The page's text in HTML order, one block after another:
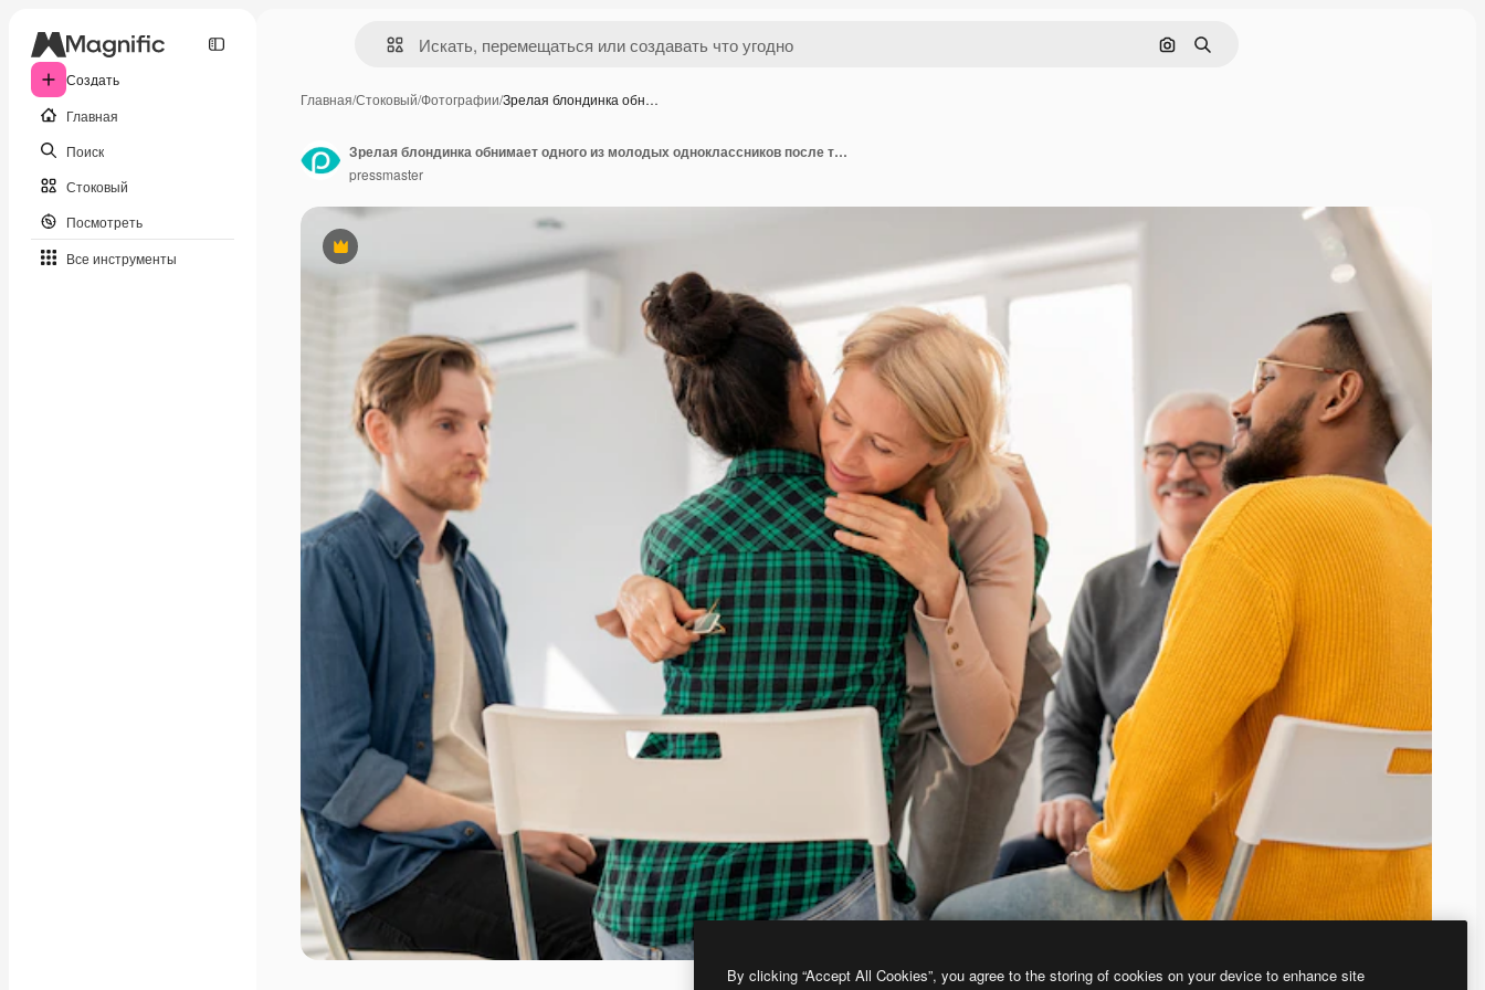
Создать
Главная
Поиск
Стоковый
Посмотреть
Все инструменты
Поиск по изображению
Поиск
Главная/Стоковый/Фотографии/Зрелая блондинка обн…
Премиум
Зрелая блондинка обнимает одного из молодых одноклассников после того, как поделилась своей проблемой и получила поддержку
pressmaster
By clicking “Accept All Cookies”, you agree to the storing of cookies on your device to enhance site